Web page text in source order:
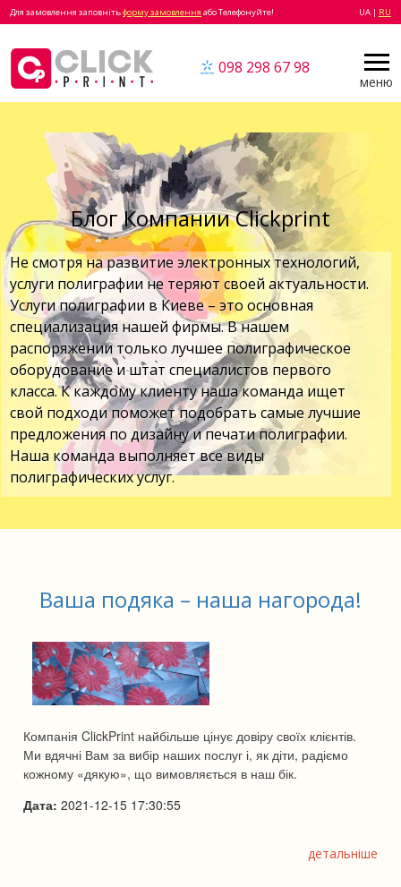
Для замовлення заповнітьформу замовлення або Телефонуйте! UA | RU
меню
098 298 67 98
Блог Компании Clickprint
Не смотря на развитие электронных технологий,
услуги полиграфии не теряют своей актуальности.
Услуги полиграфии в Киеве – это основная
специализация нашей фирмы. В нашем
распоряжении только лучшее полиграфическое
оборудование и штат специалистов первого
класса. К каждому клиенту наша команда ищет
свой подходи поможет подобрать самые лучшие
предложения по дизайну и печати полиграфии.
Наша команда выполняет все виды
полиграфических услуг.
Ваша подяка – наша нагорода!
Компанія ClickPrint найбільше цінує довіру своїх клієнтів.
Ми вдячні Вам за вибір наших послуг і, як діти, радіємо
кожному «дякую», що вимовляється в наш бік.
Дата: 2021-12-15 17:30:55
детальніше